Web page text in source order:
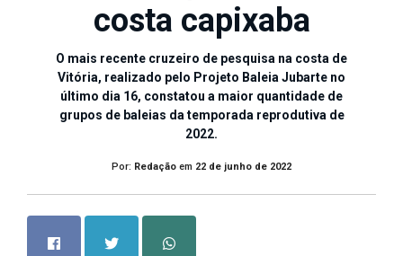
costa capixaba
O mais recente cruzeiro de pesquisa na costa de
Vitória, realizado pelo Projeto Baleia Jubarte no
último dia 16, constatou a maior quantidade de
grupos de baleias da temporada reprodutiva de
2022.
Por: Redação em 22 de junho de 2022